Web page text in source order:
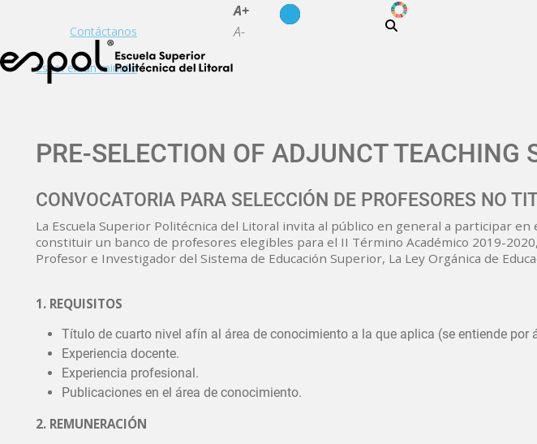
Contáctanos
Espol en un minuto
A+
A-
ODS
PRE-SELECTION OF ADJUNCT TEACHING
CONVOCATORIA PARA SELECCIÓN DE PROFESORES NO
La Escuela Superior Politécnica del Litoral invita al público en general a participar
constituir un banco de profesores elegibles para el II Término Académico 2019-
Profesor e Investigador del Sistema de Educación Superior, La Ley Orgánica de
1. REQUISITOS
Título de cuarto nivel afín al área de conocimiento a la que aplica (se entiende por
Experiencia docente.
Experiencia profesional.
Publicaciones en el área de conocimiento.
2. REMUNERACIÓN